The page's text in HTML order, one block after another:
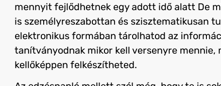
mennyit fejlődhetnek egy adott idő alatt De
is személyreszabottan és szisztematikusan
elektronikus formában tárolhatod az
tanítványodnak mikor kell versenyre mennie,
kellőképpen felkészítheted.